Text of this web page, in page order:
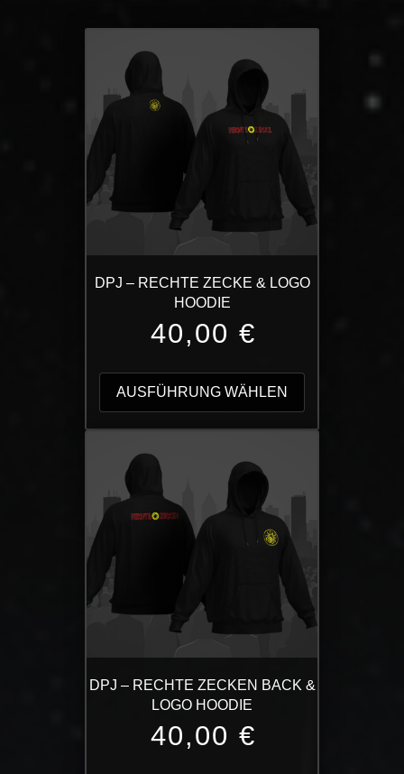
DPJ – RECHTE ZECKE & LOGO
HOODIE
40,00 €
AUSFÜHRUNG WÄHLEN
weist
mehrere
auf
der
Produktseite
DPJ – RECHTE ZECKEN BACK &
LOGO HOODIE
40,00 €